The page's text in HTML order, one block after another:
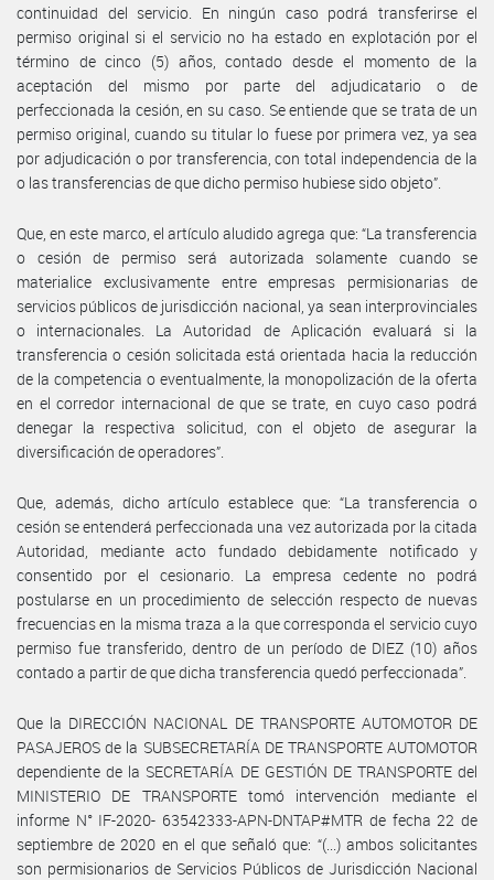
continuidad del servicio. En ningún caso podrá transferirse el
permiso original si el servicio no ha estado en explotación por el
término de cinco (5) años, contado desde el momento de la
aceptación del mismo por parte del adjudicatario o de
perfeccionada la cesión, en su caso. Se entiende que se trata de un
permiso original, cuando su titular lo fuese por primera vez, ya sea
por adjudicación o por transferencia, con total independencia de la
o las transferencias de que dicho permiso hubiese sido objeto”.
Que, en este marco, el artículo aludido agrega que: “La transferencia
o cesión de permiso será autorizada solamente cuando se
materialice exclusivamente entre empresas permisionarias de
servicios públicos de jurisdicción nacional, ya sean interprovinciales
o internacionales. La Autoridad de Aplicación evaluará si la
transferencia o cesión solicitada está orientada hacia la reducción
de la competencia o eventualmente, la monopolización de la oferta
en el corredor internacional de que se trate, en cuyo caso podrá
denegar la respectiva solicitud, con el objeto de asegurar la
diversificación de operadores”.
Que, además, dicho artículo establece que: “La transferencia o
cesión se entenderá perfeccionada una vez autorizada por la citada
Autoridad, mediante acto fundado debidamente notificado y
consentido por el cesionario. La empresa cedente no podrá
postularse en un procedimiento de selección respecto de nuevas
frecuencias en la misma traza a la que corresponda el servicio cuyo
permiso fue transferido, dentro de un período de DIEZ (10) años
contado a partir de que dicha transferencia quedó perfeccionada”.
Que la DIRECCIÓN NACIONAL DE TRANSPORTE AUTOMOTOR DE
PASAJEROS de la SUBSECRETARÍA DE TRANSPORTE AUTOMOTOR
dependiente de la SECRETARÍA DE GESTIÓN DE TRANSPORTE del
MINISTERIO DE TRANSPORTE tomó intervención mediante el
informe N° IF-2020- 63542333-APN-DNTAP#MTR de fecha 22 de
septiembre de 2020 en el que señaló que: “(...) ambos solicitantes
son permisionarios de Servicios Públicos de Jurisdicción Nacional